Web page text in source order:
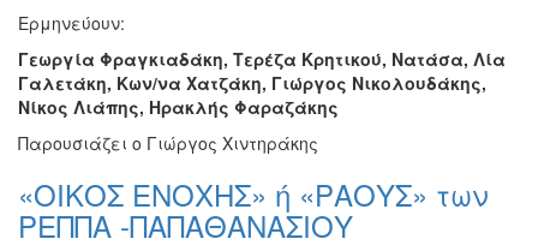
Ερμηνεύουν:
Γεωργία Φραγκιαδάκη, Τερέζα Κρητικού, Νατάσα, Λία
Γαλετάκη, Κων/να Χατζάκη, Γιώργος Νικολουδάκης,
Νίκος Λιάπης, Ηρακλής Φαραζάκης
Παρουσιάζει ο Γιώργος Χιντηράκης
«ΟΙΚΟΣ ΕΝΟΧΗΣ» ή «ΡΑΟΥΣ» των
ΡΕΠΠΑ -ΠΑΠΑΘΑΝΑΣΙΟΥ